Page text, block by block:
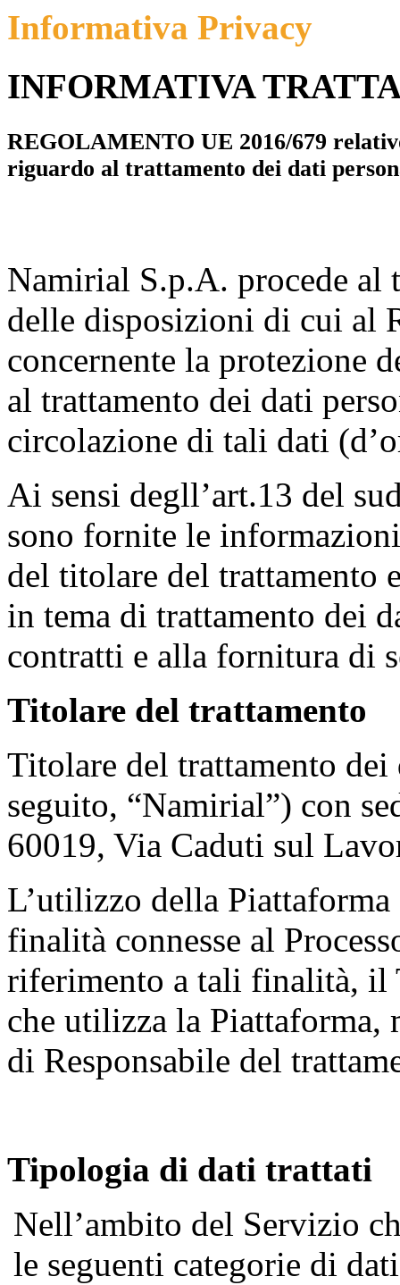
Informativa Privacy
INFORMATIVA
REGOLAMENTO UE 2016/679
riguardo al trattamento dei dati
Namirial S.p.A. procede al
delle disposizioni di cui al
concernente la protezione
al trattamento dei dati
circolazione di tali dati
Ai sensi degll’art.13 del
sono fornite le
del titolare del trattamento
in tema di trattamento dei
contratti e alla fornitura di
Titolare del trattamento
Titolare del trattamento
seguito, “Namirial”) con
60019, Via Caduti sul
L’utilizzo della
finalità connesse al
riferimento a tali finalità, il
che utilizza la Piattaforma,
di Responsabile del
Tipologia di dati trattati
Nell’ambito del Servizio
le seguenti categorie di